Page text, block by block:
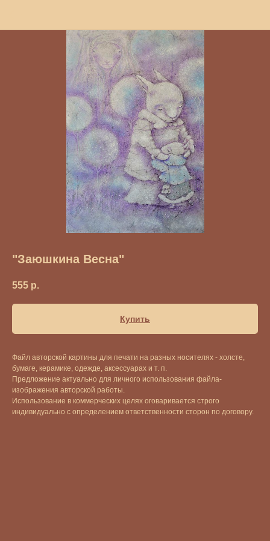
"Заюшкина Весна"
555 р.
Купить
Файл авторской картины для печати на разных носителях - холсте,
бумаге, керамике, одежде, аксессуарах и т. п.
Предложение актуально для личного использования файла-
изображения авторской работы.
Использование в коммерческих целях оговаривается строго
индивидуально с определением ответственности сторон по договору.